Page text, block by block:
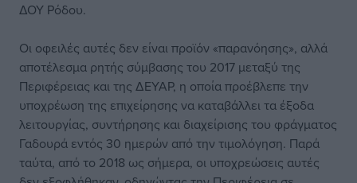
ΔΟΥ Ρόδου.
Οι οφειλές αυτές δεν είναι προϊόν «παρανόησης», αλλά
αποτέλεσμα ρητής σύμβασης του 2017 μεταξύ της
Περιφέρειας και της ΔΕΥΑΡ, η οποία προέβλεπε την
υποχρέωση της επιχείρησης να καταβάλλει τα έξοδα
λειτουργίας, συντήρησης και διαχείρισης του φράγματος
Γαδουρά εντός 30 ημερών από την τιμολόγηση. Παρά
ταύτα, από το 2018 ως σήμερα, οι υποχρεώσεις αυτές